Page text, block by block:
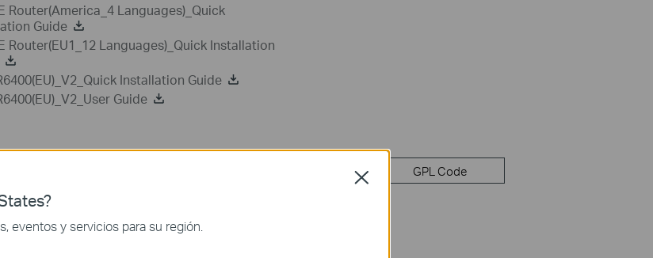
Router(America_4 Languages)_Quick
Guide
Router(EU1_12 Languages)_Quick Installation
Installation Guide
Guide
GPL Code
Emulators
eventos y servicios para su región.
Close